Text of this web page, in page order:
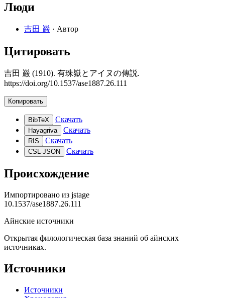
Люди
吉田 巌 · Автор
Цитировать
吉田 巌 (1910). 有珠嶽とアイヌの傳説.
https://doi.org/10.1537/ase1887.26.111
Копировать
BibTeX Скачать
Hayagriva Скачать
RIS Скачать
CSL-JSON Скачать
Происхождение
Импортировано из jstage
10.1537/ase1887.26.111
Айнские источники
Открытая филологическая база знаний об айнских
источниках.
Источники
Источники